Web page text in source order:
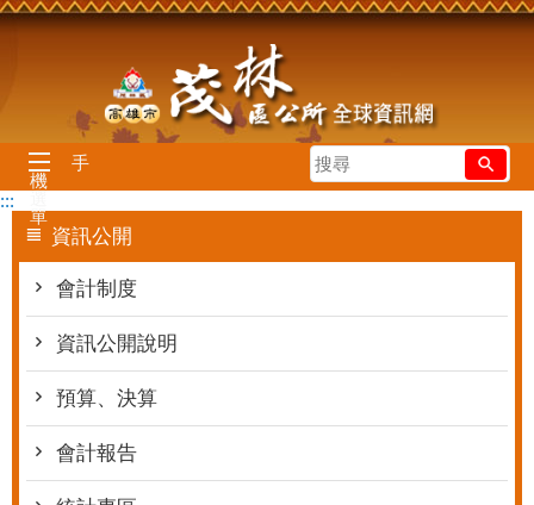
跳到主要內容區塊
搜
尋
手
機
單
:::
資訊公開
會計制度
資訊公開說明
預算、決算
會計報告